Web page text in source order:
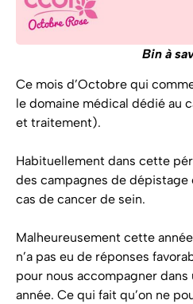
Bin à
Ce mois d’Octobre qui
le domaine médical dédié au
et traitement).
Habituellement dans cette
des campagnes de
cas de cancer de sein.
Malheureusement cette
n’a pas eu de réponses
pour nous accompagner
année. Ce qui fait qu’on ne